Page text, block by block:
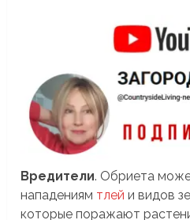
Вредители. Обриета
нападениям тлей и видов
которые поражают